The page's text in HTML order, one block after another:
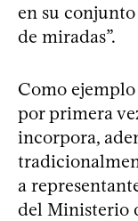
en su
de miradas”.
Como
por primera
incorpora,
a
del Ministerio